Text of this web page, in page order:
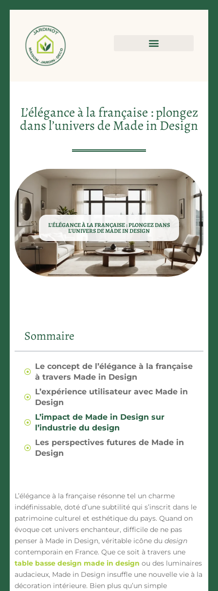
L’élégance à la française : plongez
dans l’univers de Made in Design
L’ÉLÉGANCE À LA FRANÇAISE : PLONGEZ DANS
L’UNIVERS DE MADE IN DESIGN
Sommaire
Le concept de l’élégance à la française
à travers Made in Design
L’expérience utilisateur avec Made in
Design
L’impact de Made in Design sur
l’industrie du design
Les perspectives futures de Made in
Design
L’élégance à la française résonne tel un charme
indéfinissable, doté d’une subtilité qui s’inscrit dans le
patrimoine culturel et esthétique du pays. Quand on
évoque cet univers enchanteur, difficile de ne pas
penser à Made in Design, véritable icône du design
contemporain en France. Que ce soit à travers une
table basse design made in design ou des luminaires
audacieux, Made in Design insuffle une nouvelle vie à la
décoration intérieure. Bien plus qu’un simple